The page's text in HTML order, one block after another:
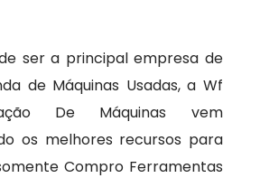
ser a principal empresa de
de Máquinas Usadas, a Wf
De Máquinas vem
os melhores recursos para
Compro Ferramentas